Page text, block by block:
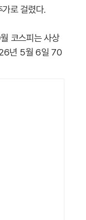
로 걸렸다.
코스피는 사상
년 5월 6일 70